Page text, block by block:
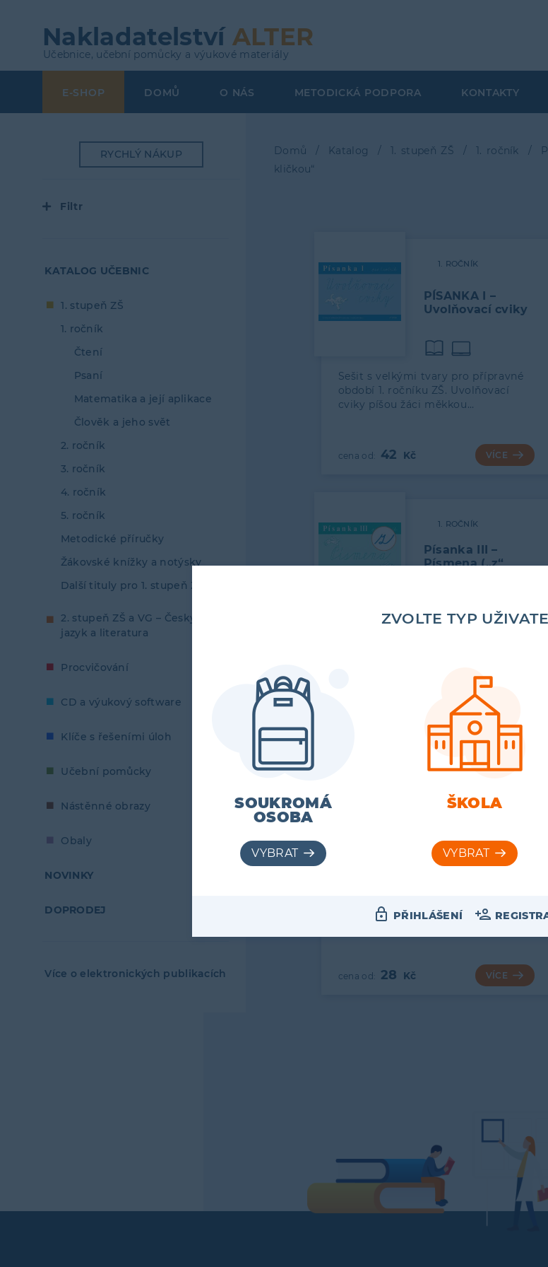
hlavnímuNakladatelství ALTER
Učebnice, učební pomůcky a výukové materiály
Top
Menu
E-SHOP DOMŮ O NÁS METODICKÁ PODPORA KONTAKTY
RYCHLÝ NÁKUP
Filtr
KATALOG UČEBNIC
1. stupeň ZŠ
1. ročník
Čtení
Psaní
Matematika a její aplikace
Člověk a jeho svět
2. ročník
3. ročník
4. ročník
5. ročník
Metodické příručky
Žákovské knížky a notýsky
Další tituly pro 1. stupeň ZŠ
2. stupeň ZŠ a VG – Český
jazyk a literatura
Procvičování
CD a výukový software
Klíče s řešeními úloh
Učební pomůcky
Nástěnné obrazy
Obaly
NOVINKY
DOPRODEJ
Levé
Více o elektronických publikacích
Domů Katalog 1. stupeň ZŠ 1. ročník
kličkou“
1. ROČNÍK
PÍSANKA I –
Uvolňovací cviky
Sešit s velkými tvary pro přípravné
období 1. ročníku ZŠ. Uvolňovací
cviky píšou žáci měkkou…
42 VÍCE
1. ROČNÍK
Písanka III –
Písmena („z“
VÍCE
PÍSANKA ke
písanek pro nácvik psaní vázaným
písmem s variantou písmena „z“…
28 VÍCE
ZVOLTE TYP
SOUKROMÁ
OSOBA
ŠKOLA
PŘIHLÁŠENÍ